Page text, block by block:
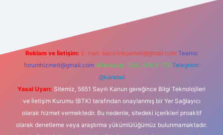
Reklam ve İletişim: E-mail: backlinkpaneli@gmail.com Teams:
forumhizmeti@gmail.com Whatsapp: 0262 606 0 726 Telegram:
@karabul
Yasal Uyarı: Sitemiz, 5651 Sayılı Kanun gereğince Bilgi Teknolojileri
ve İletişim Kurumu (BTK) tarafından onaylanmış bir Yer Sağlayıcı
olarak hizmet vermektedir. Bu nedenle, sitedeki içerikleri proaktif
olarak denetleme veya araştırma yükümlülüğümüz bulunmamaktadır.